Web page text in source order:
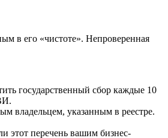
в его «чистоте». Непроверенная
государственный сбор каждые 10
владельцем, указанным в реестре.
этот перечень вашим бизнес-